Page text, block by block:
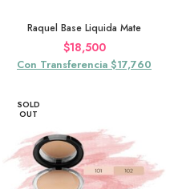
Raquel Base Liquida Mate
$18,500
Con Transferencia $17,760
SOLD
OUT